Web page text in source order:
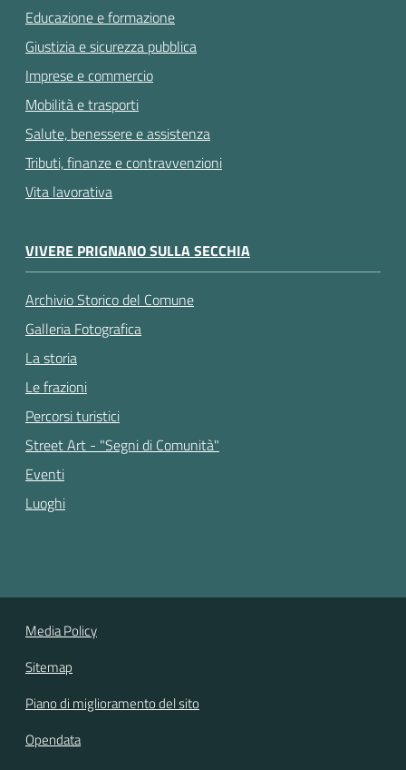
Educazione e formazione
Giustizia e sicurezza pubblica
Imprese e commercio
Mobilità e trasporti
Salute, benessere e assistenza
Tributi, finanze e contravvenzioni
Vita lavorativa
VIVERE PRIGNANO SULLA SECCHIA
Archivio Storico del Comune
Galleria Fotografica
La storia
Le frazioni
Percorsi turistici
Street Art - "Segni di Comunità"
Eventi
Luoghi
Media Policy
Sitemap
Piano di miglioramento del sito
Opendata